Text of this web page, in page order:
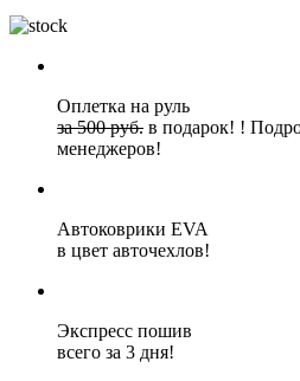
Оплетка на руль
за 500 руб. в подарок! !
менеджеров!
Автоковрики EVA
в цвет авточехлов!
Экспресс пошив
всего за 3 дня!